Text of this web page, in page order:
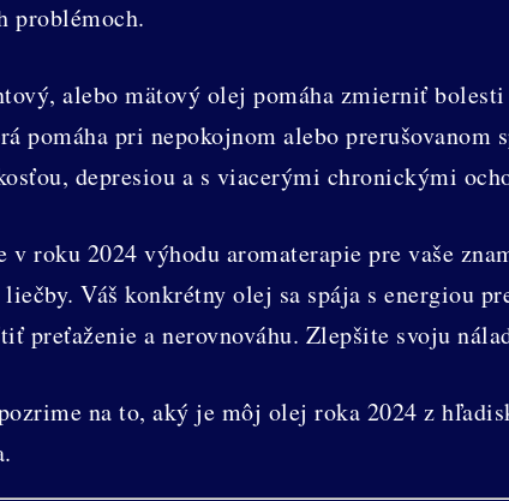
problémoch.
alebo mätový olej pomáha zmierniť
pomáha pri nepokojnom alebo
depresiou a s viacerými chronickými
v roku 2024 výhodu aromaterapie pre vaše
Váš konkrétny olej sa spája s energiou
preťaženie a nerovnováhu. Zlepšite svoju
na to, aký je môj olej roka 2024 z